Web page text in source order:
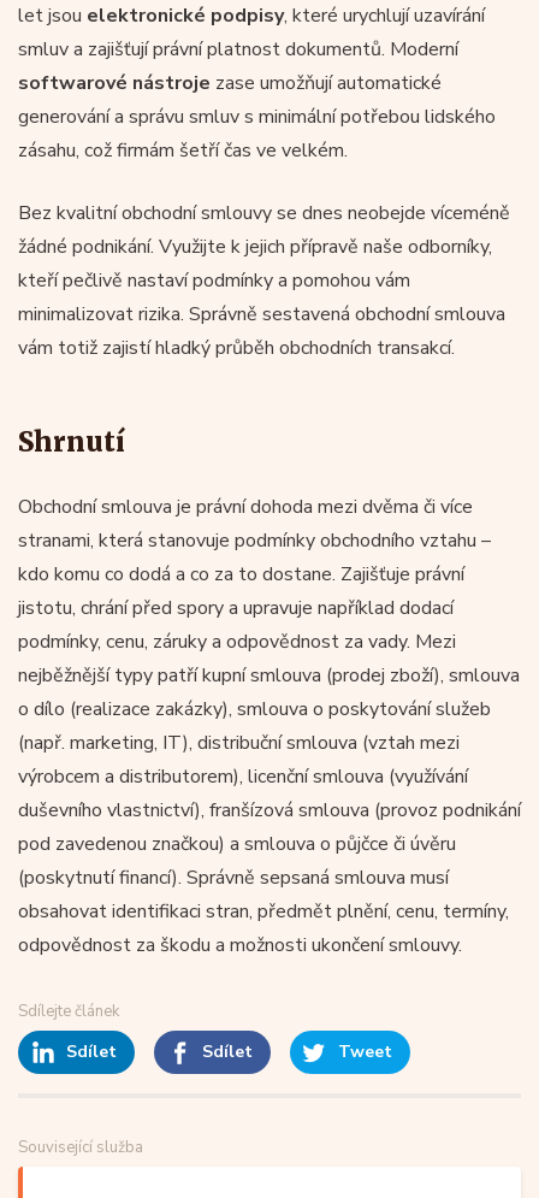
let jsou elektronické podpisy, které urychlují uzavírání
smluv a zajišťují právní platnost dokumentů. Moderní
softwarové nástroje zase umožňují automatické
generování a správu smluv s minimální potřebou lidského
zásahu, což firmám šetří čas ve velkém.
Bez kvalitní obchodní smlouvy se dnes neobejde víceméně
žádné podnikání. Využijte k jejich přípravě naše odborníky,
kteří pečlivě nastaví podmínky a pomohou vám
minimalizovat rizika. Správně sestavená obchodní smlouva
vám totiž zajistí hladký průběh obchodních transakcí.
Shrnutí
Obchodní smlouva je právní dohoda mezi dvěma či více
stranami, která stanovuje podmínky obchodního vztahu –
kdo komu co dodá a co za to dostane. Zajišťuje právní
jistotu, chrání před spory a upravuje například dodací
podmínky, cenu, záruky a odpovědnost za vady. Mezi
nejběžnější typy patří kupní smlouva (prodej zboží), smlouva
o dílo (realizace zakázky), smlouva o poskytování služeb
(např. marketing, IT), distribuční smlouva (vztah mezi
výrobcem a distributorem), licenční smlouva (využívání
duševního vlastnictví), franšízová smlouva (provoz podnikání
pod zavedenou značkou) a smlouva o půjčce či úvěru
(poskytnutí financí). Správně sepsaná smlouva musí
obsahovat identifikaci stran, předmět plnění, cenu, termíny,
odpovědnost za škodu a možnosti ukončení smlouvy.
Sdílejte článek
Sdílet Sdílet Tweet
Související služba